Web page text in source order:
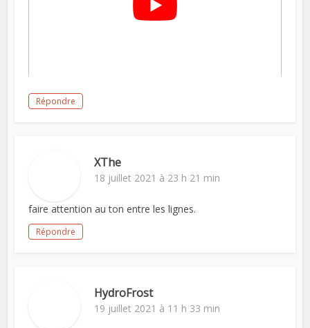
Répondre
XThe
18 juillet 2021 à 23 h 21 min
faire attention au ton entre les lignes.
Répondre
HydroFrost
19 juillet 2021 à 11 h 33 min